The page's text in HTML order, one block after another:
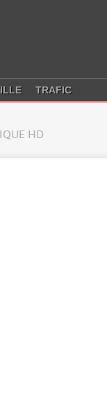
TRAFIC
HD